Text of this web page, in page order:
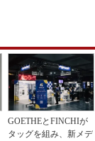
GOETHEとFINCHIが
タッグを組み、新メデ